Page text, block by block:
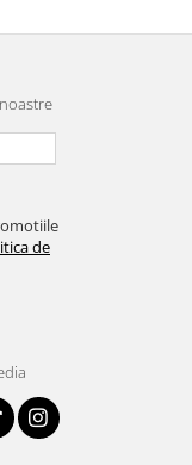
de